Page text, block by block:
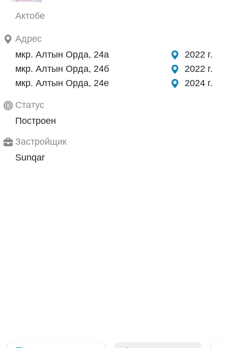
Актобе
Адрес
мкр. Алтын Орда, 24а
2022 г.
мкр. Алтын Орда, 24б
2022 г.
мкр. Алтын Орда, 24е
2024 г.
Статус
Построен
Застройщик
Sunqar